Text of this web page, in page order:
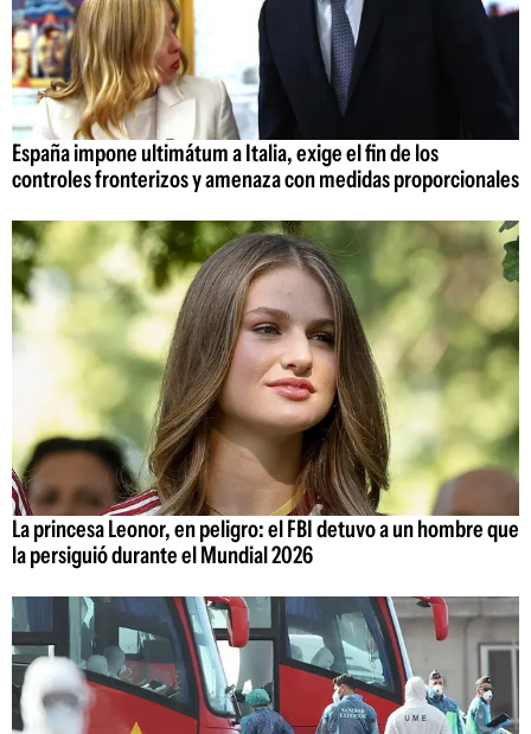
España impone ultimátum a Italia, exige el fin de los
controles fronterizos y amenaza con medidas proporcionales
La princesa Leonor, en peligro: el FBI detuvo a un hombre que
la persiguió durante el Mundial 2026